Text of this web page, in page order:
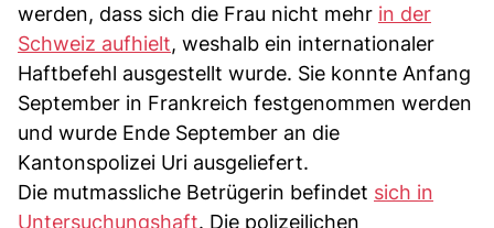
werden, dass sich die Frau nicht mehr in der
Schweiz aufhielt, weshalb ein internationaler
Haftbefehl ausgestellt wurde. Sie konnte Anfang
September in Frankreich festgenommen werden
und wurde Ende September an die
Kantonspolizei Uri ausgeliefert.
Die mutmassliche Betrügerin befindet sich in
Untersuchungshaft. Die polizeilichen